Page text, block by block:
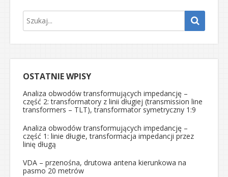
OSTATNIE WPISY
Analiza obwodów transformujących impedancję –
część 2: transformatory z linii długiej (transmission line
transformers – TLT), transformator symetryczny 1:9
Analiza obwodów transformujących impedancję –
część 1: linie długie, transformacja impedancji przez
linię długą
VDA – przenośna, drutowa antena kierunkowa na
pasmo 20 metrów